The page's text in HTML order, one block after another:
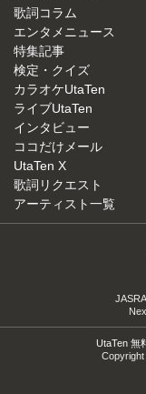
歌詞コラム
エンタメニュース
特集記事
検定・クイズ
カラオケUtaTen
ライブUtaTen
インタビュー
ココだけメール
UtaTen X
歌詞リクエスト
アーティスト一覧
UtaTen 無
Copyright